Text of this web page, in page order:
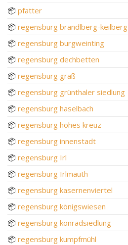
📦 pfatter
📦 regensburg brandlberg-keilberg
📦 regensburg burgweinting
📦 regensburg dechbetten
📦 regensburg graß
📦 regensburg grünthaler siedlung
📦 regensburg haselbach
📦 regensburg hohes kreuz
📦 regensburg innenstadt
📦 regensburg Irl
📦 regensburg Irlmauth
📦 regensburg kasernenviertel
📦 regensburg königswiesen
📦 regensburg konradsiedlung
📦 regensburg kumpfmühl